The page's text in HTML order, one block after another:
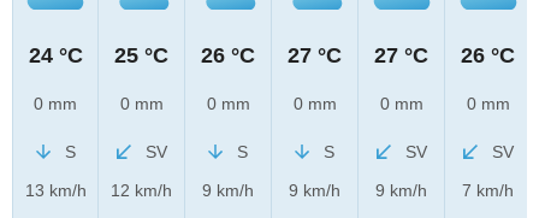
24 °C
0 mm
S
13 km/h
25 °C
0 mm
SV
12 km/h
26 °C
0 mm
S
9 km/h
27 °C
0 mm
S
9 km/h
27 °C
0 mm
SV
9 km/h
26 °C
0 mm
SV
7 km/h